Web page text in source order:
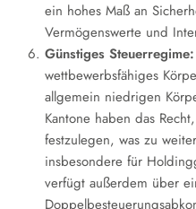
ein hohes Maß an
Vermögenswerte und
Günstiges Steuerregime:
wettbewerbsfähiges
allgemein niedrigen
Kantone haben das
festzulegen, was zu
insbesondere für
verfügt außerdem über